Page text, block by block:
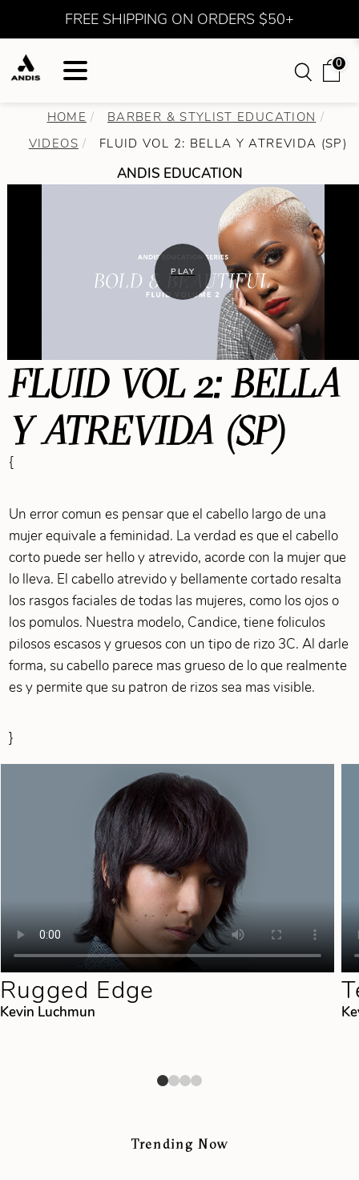
FREE SHIPPING ON ORDERS $50+
0
HOME
BARBER & STYLIST EDUCATION
VIDEOS
FLUID VOL 2: BELLA Y ATREVIDA (SP)
ANDIS EDUCATION
PLAY
FLUID VOL 2: BELLA
Y ATREVIDA (SP)
{
Un error comun es pensar que el cabello largo de una
mujer equivale a feminidad. La verdad es que el cabello
corto puede ser hello y atrevido, acorde con la mujer que
lo lleva. El cabello atrevido y bellamente cortado resalta
los rasgos faciales de todas las mujeres, como los ojos o
los pomulos. Nuestra modelo, Candice, tiene foliculos
pilosos escasos y gruesos con un tipo de rizo 3C. Al darle
forma, su cabello parece mas grueso de lo que realmente
es y permite que su patron de rizos sea mas visible.
}
Rugged Edge
Kevin Luchmun
Trending Now